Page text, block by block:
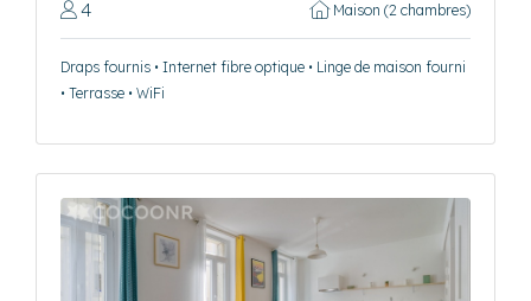
4 Maison (2 chambres)
Draps fournis • Internet fibre optique • Linge de maison fourni
• Terrasse • WiFi